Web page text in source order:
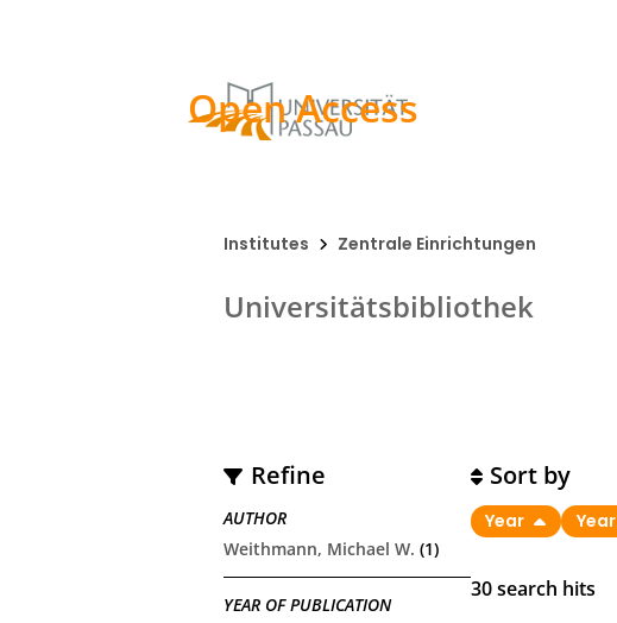
Open Access
Institutes Zentrale Einrichtungen
Universitätsbibliothek
Refine
AUTHOR
Weithmann, Michael W. (1)
YEAR OF PUBLICATION
30search hits
Sort by
Year Year